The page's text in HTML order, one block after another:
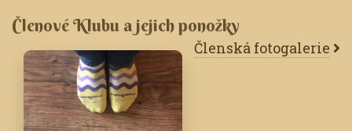
Členové Klubu a jejich ponožky
Členská fotogalerie